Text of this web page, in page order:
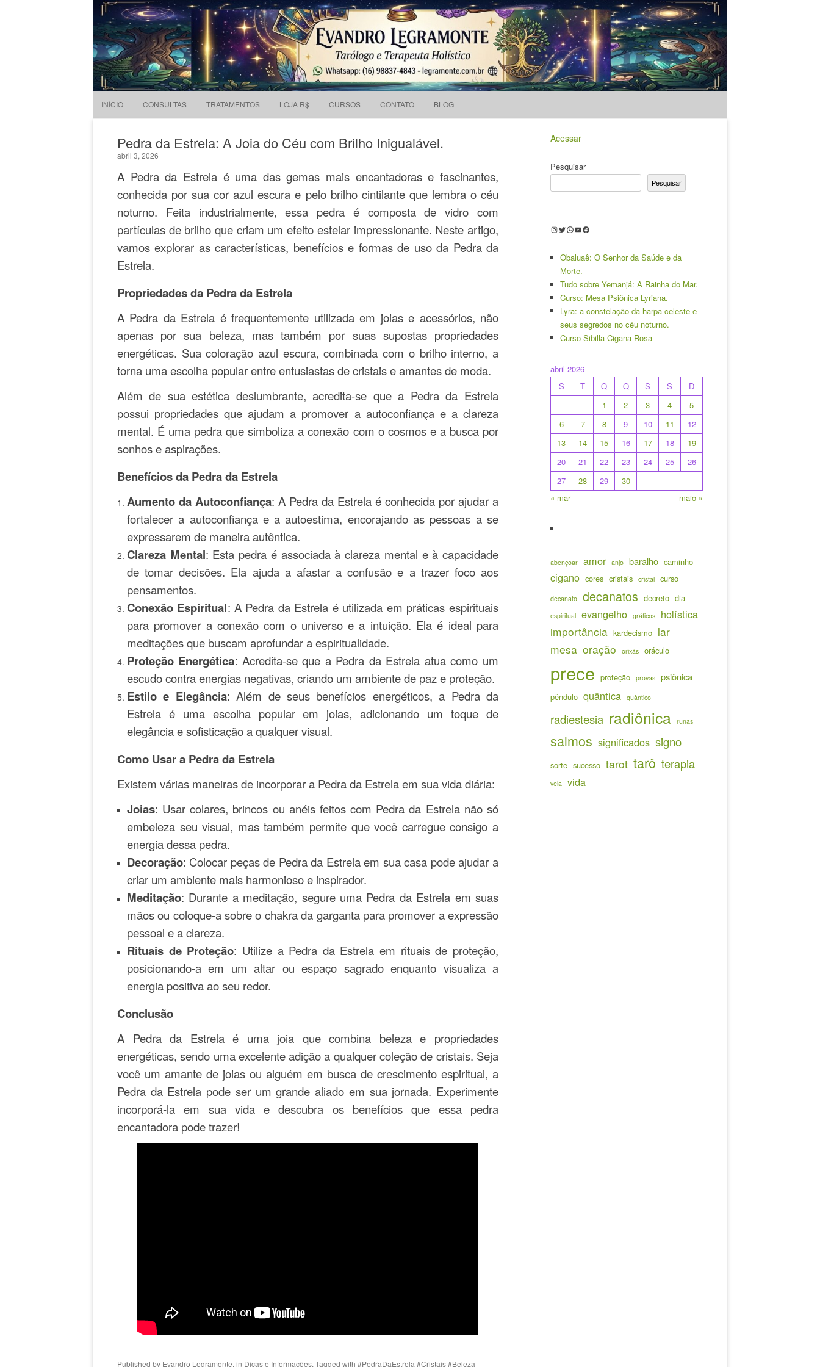
Evandro Legramonte Terapeuta holístico e Tarólogo.
Pesquisar
por:
INÍCIO CONSULTAS TRATAMENTOS LOJA R$ CURSOS CONTATO BLOG
Pedra da Estrela: A Joia do Céu com Brilho Inigualável.
abril 3, 2026
A Pedra da Estrela é uma das gemas mais encantadoras e fascinantes,
conhecida por sua cor azul escura e pelo brilho cintilante que lembra o céu
noturno. Feita industrialmente, essa pedra é composta de vidro com
partículas de brilho que criam um efeito estelar impressionante. Neste artigo,
vamos explorar as características, benefícios e formas de uso da Pedra da
Estrela.
Propriedades da Pedra da Estrela
A Pedra da Estrela é frequentemente utilizada em joias e acessórios, não
apenas por sua beleza, mas também por suas supostas propriedades
energéticas. Sua coloração azul escura, combinada com o brilho interno, a
torna uma escolha popular entre entusiastas de cristais e amantes de moda.
Além de sua estética deslumbrante, acredita-se que a Pedra da Estrela
possui propriedades que ajudam a promover a autoconfiança e a clareza
mental. É uma pedra que simboliza a conexão com o cosmos e a busca por
sonhos e aspirações.
Benefícios da Pedra da Estrela
Aumento da Autoconfiança: A Pedra da Estrela é conhecida por ajudar a
fortalecer a autoconfiança e a autoestima, encorajando as pessoas a se
expressarem de maneira autêntica.
Clareza Mental: Esta pedra é associada à clareza mental e à capacidade
de tomar decisões. Ela ajuda a afastar a confusão e a trazer foco aos
pensamentos.
Conexão Espiritual: A Pedra da Estrela é utilizada em práticas espirituais
para promover a conexão com o universo e a intuição. Ela é ideal para
meditações que buscam aprofundar a espiritualidade.
Proteção Energética: Acredita-se que a Pedra da Estrela atua como um
escudo contra energias negativas, criando um ambiente de paz e proteção.
Estilo e Elegância: Além de seus benefícios energéticos, a Pedra da
Estrela é uma escolha popular em joias, adicionando um toque de
elegância e sofisticação a qualquer visual.
Como Usar a Pedra da Estrela
Existem várias maneiras de incorporar a Pedra da Estrela em sua vida diária:
Joias: Usar colares, brincos ou anéis feitos com Pedra da Estrela não só
embeleza seu visual, mas também permite que você carregue consigo a
energia dessa pedra.
Decoração: Colocar peças de Pedra da Estrela em sua casa pode ajudar a
criar um ambiente mais harmonioso e inspirador.
Meditação: Durante a meditação, segure uma Pedra da Estrela em suas
mãos ou coloque-a sobre o chakra da garganta para promover a expressão
pessoal e a clareza.
Rituais de Proteção: Utilize a Pedra da Estrela em rituais de proteção,
posicionando-a em um altar ou espaço sagrado enquanto visualiza a
energia positiva ao seu redor.
Conclusão
A Pedra da Estrela é uma joia que combina beleza e propriedades
energéticas, sendo uma excelente adição a qualquer coleção de cristais. Seja
você um amante de joias ou alguém em busca de crescimento espiritual, a
Pedra da Estrela pode ser um grande aliado em sua jornada. Experimente
incorporá-la em sua vida e descubra os benefícios que essa pedra
encantadora pode trazer!
Published by Evandro Legramonte, in Dicas e Informações. Tagged with #PedraDaEstrela #Cristais #Beleza
Acessar
Pesquisar
Pesquisar
Instagram
Twitter
WhatsApp
Youtube
Facebook
Obaluaê: O Senhor da Saúde e da
Morte.
Tudo sobre Yemanjá: A Rainha do Mar.
Curso: Mesa Psiônica Lyriana.
Lyra: a constelação da harpa celeste e
seus segredos no céu noturno.
Curso Sibilla Cigana Rosa
abril 2026
S
T Q Q S S
D
1
2 3 4
5
6
7 8 9 10 11
12
13
14 15 16 17 18
19
20
21 22 23 24 25
26
27
28 29
30
« mar
maio »
abençoar amor anjo baralho caminho
cigano cores cristais cristal curso
decanato decanatos decreto dia
espiritual evangelho gráficos holística
importância kardecismo lar
mesa oração orixás oráculo
prece proteção provas psiônica
pêndulo quântica quântico
radiestesia radiônica runas
salmos significados signo
sorte sucesso tarot tarô terapia
vela vida